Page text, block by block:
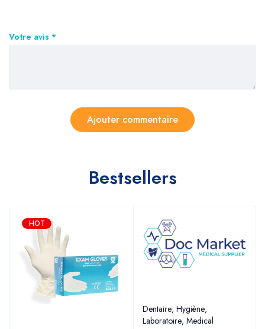
Votre avis *
Bestsellers
HOT
Dentaire, Hygiène,
Laboratoire, Medical